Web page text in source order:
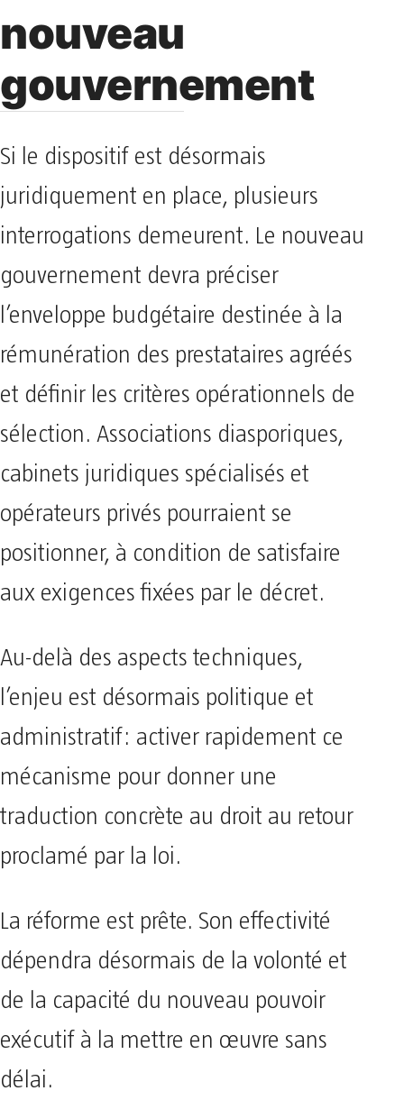
nouveau
gouvernement
Si le dispositif est désormais
juridiquement en place, plusieurs
interrogations demeurent. Le nouveau
gouvernement devra préciser
l’enveloppe budgétaire destinée à la
rémunération des prestataires agréés
et définir les critères opérationnels de
sélection. Associations diasporiques,
cabinets juridiques spécialisés et
opérateurs privés pourraient se
positionner, à condition de satisfaire
aux exigences fixées par le décret.
Au-delà des aspects techniques,
l’enjeu est désormais politique et
administratif: activer rapidement ce
mécanisme pour donner une
traduction concrète au droit au retour
proclamé par la loi.
La réforme est prête. Son effectivité
dépendra désormais de la volonté et
de la capacité du nouveau pouvoir
exécutif à la mettre en œuvre sans
délai.